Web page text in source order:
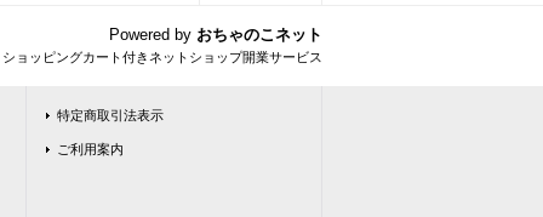
Powered by おちゃのこネット
ョッピングカート付きネットショップ開業サービス
特定商取引法表示
ご利用案内